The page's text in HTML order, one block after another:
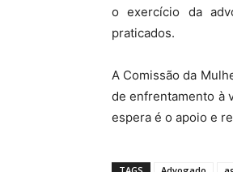
o exercício da
praticados.
A Comissão da
de enfrentamento à
espera é o apoio e